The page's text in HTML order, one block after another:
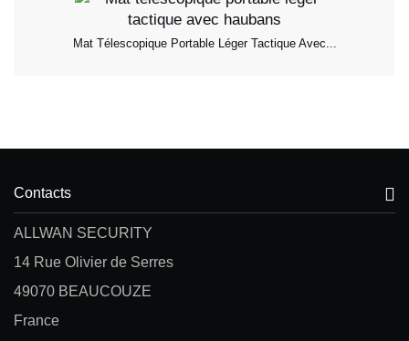
Mat Télescopique Portable Léger Tactique Avec...
Contacts
ALLWAN SECURITY
14 Rue Olivier de Serres
49070 BEAUCOUZE
France